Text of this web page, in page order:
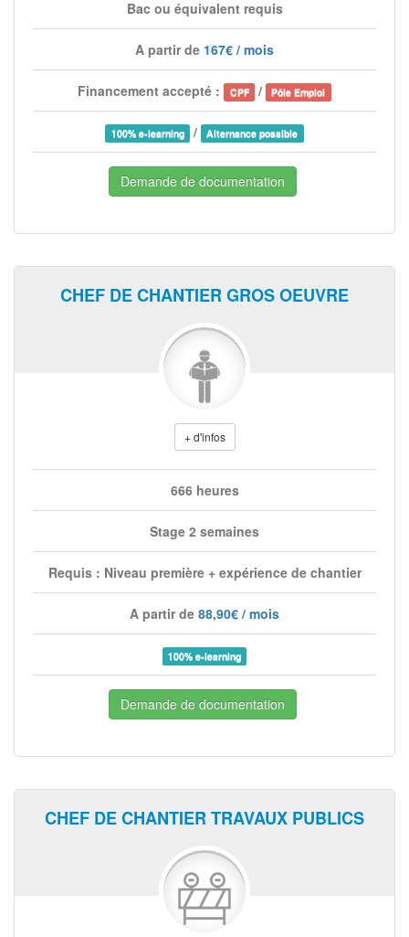
Bac ou équivalent requis
A partir de 167€ / mois
Financement accepté : CPF / Pôle Emploi
100% e-learning / Alternance possible
Demande de documentation
CHEF DE CHANTIER GROS OEUVRE
+ d'infos
666 heures
Stage 2 semaines
Requis : Niveau première + expérience de chantier
A partir de 88,90€ / mois
100% e-learning
Demande de documentation
CHEF DE CHANTIER TRAVAUX PUBLICS